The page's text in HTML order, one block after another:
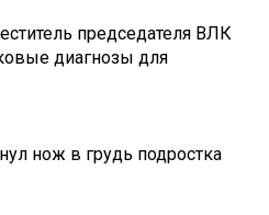
председателя ВЛК
диагнозы для
нож в грудь подростка